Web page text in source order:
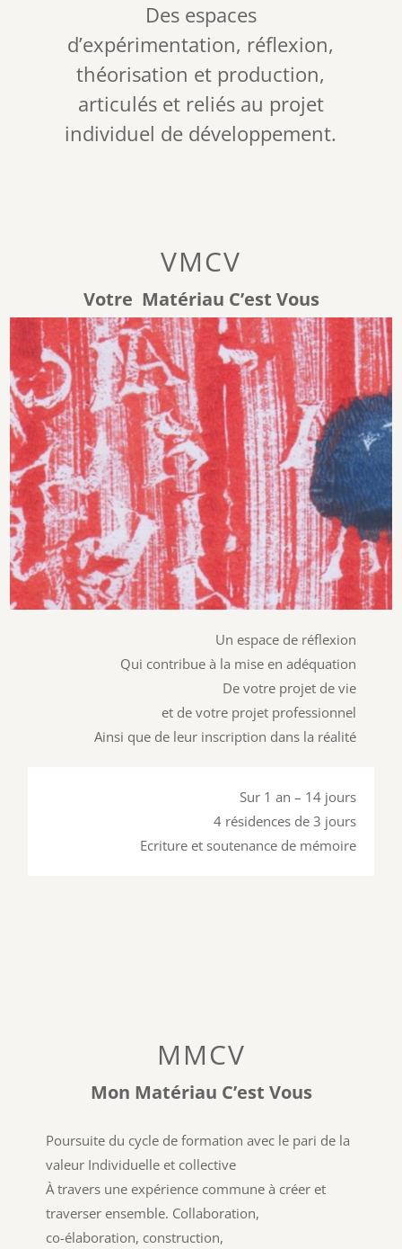
Des espaces
d’expérimentation, réflexion,
théorisation et production,
articulés et reliés au projet
individuel de développement.
VMCV
Votre Matériau C’est Vous
Un espace de réflexion
Qui contribue à la mise en adéquation
De votre projet de vie
et de votre projet professionnel
Ainsi que de leur inscription dans la réalité
Sur 1 an – 14 jours
4 résidences de 3 jours
Ecriture et soutenance de mémoire
MMCV
Mon Matériau C’est Vous
Poursuite du cycle de formation avec le pari de la
valeur Individuelle et collective
À travers une expérience commune à créer et
traverser ensemble. Collaboration,
co-élaboration, construction,